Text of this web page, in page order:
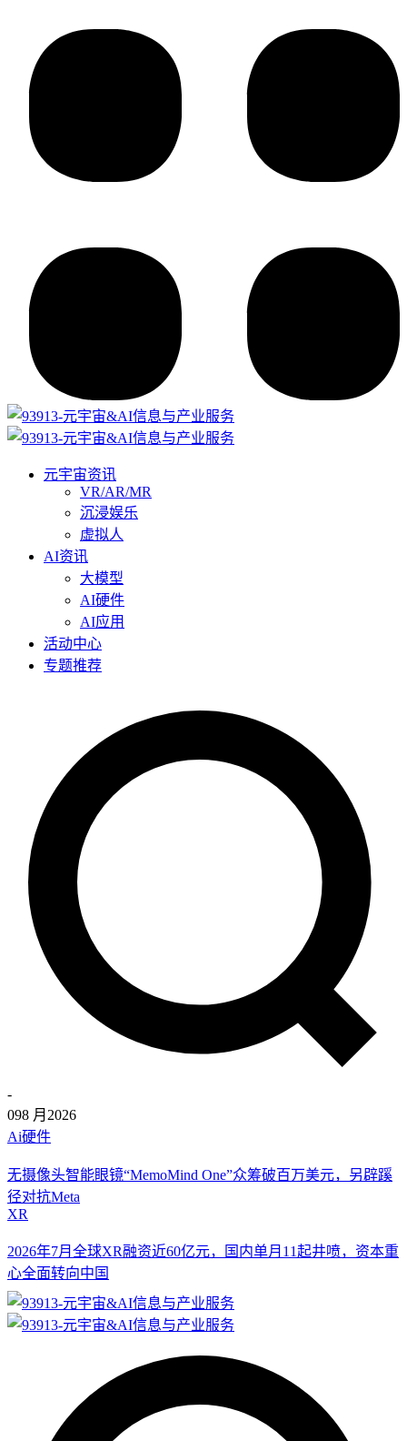
元宇宙资讯
VR/AR/MR
沉浸娱乐
虚拟人
AI资讯
大模型
AI硬件
AI应用
活动中心
专题推荐
-
098 月 2026
Ai硬件
无摄像头智能眼镜“MemoMind One”众筹破百万美元，另辟蹊
径对抗Meta
XR
2026年7月全球XR融资近60亿元，国内单月11起井喷，资本重
心全面转向中国